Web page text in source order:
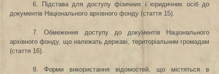
6. Підстава для доступу фізичних і юридичних осіб до
документів Національного архівного фонду (стаття 15).
7. Обмеження доступу до документів Національного
архівного фонду, що належать державі, територіальним громадам
(стаття 16).
8. Форми використання відомостей, що містяться в